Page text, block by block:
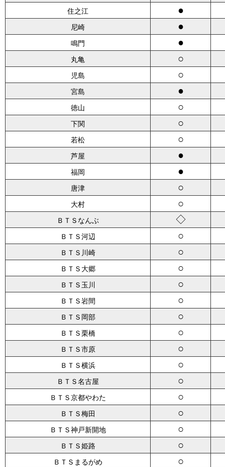
住之江 ●
尼崎 ●
鳴門 ●
丸亀 ○
児島 ○
宮島 ●
徳山 ○
下関 ○
若松 ○
芦屋 ●
福岡 ●
唐津 ○
大村 ○
ＢＴＳなんぶ ◇
ＢＴＳ河辺 ○
ＢＴＳ川崎 ○
ＢＴＳ大郷 ○
ＢＴＳ玉川 ○
ＢＴＳ岩間 ○
ＢＴＳ岡部 ○
ＢＴＳ栗橋 ○
ＢＴＳ市原 ○
ＢＴＳ横浜 ○
ＢＴＳ名古屋 ○
ＢＴＳ京都やわた ○
ＢＴＳ梅田 ○
ＢＴＳ神戸新開地 ○
ＢＴＳ姫路 ○
ＢＴＳまるがめ ○